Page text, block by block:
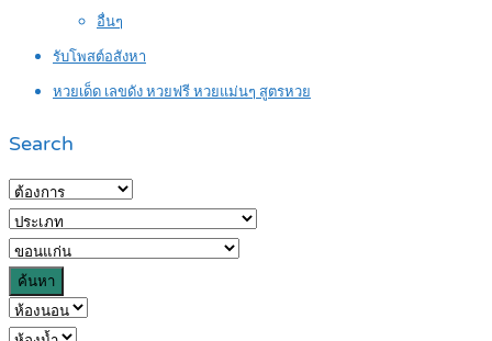
อื่นๆ
รับโพสต์อสังหา
หวยเด็ด เลขดัง หวยฟรี หวยแม่นๆ สูตรหวย
Search
ค้นหา